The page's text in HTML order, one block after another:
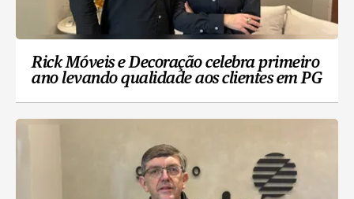
Rick Móveis e Decoração celebra primeiro
ano levando qualidade aos clientes em PG